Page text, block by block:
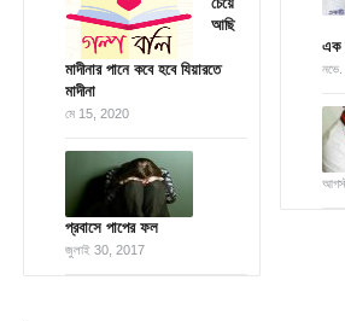
আছি
মাদীনার পানে কবে হবে যিয়ারতে
মাদীনা
মে 15, 2020
প্রবাসে পাপের ফল
জুলাই 30, 2017
এক